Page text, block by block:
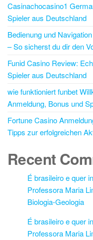
Casinachocasino1
Spieler aus Deutschland
Bedienung und
– So sicherst du dir den
Funid Casino Review:
Spieler aus Deutschland
wie funktioniert funbet
Anmeldung, Bonus und
Fortune Casino
Tipps zur erfolgreichen
Recent
É brasileiro e quer
Professora Maria
Biologia-Geologia
É brasileiro e quer
Professora Maria